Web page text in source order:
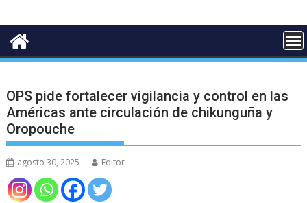
OPS pide fortalecer vigilancia y control en las
Américas ante circulación de chikunguña y
Oropouche
agosto 30, 2025 Editor